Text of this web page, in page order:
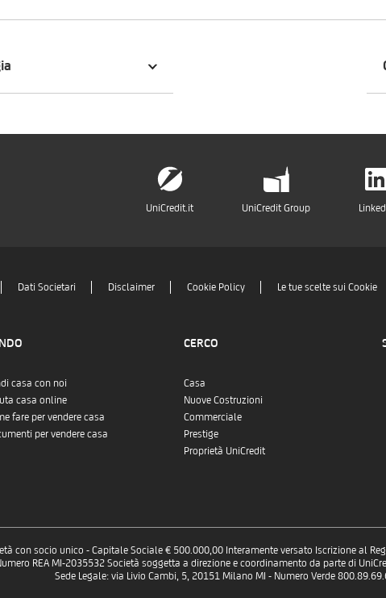
condizionamento. A completare
ogni livello e locali commerciali di qualsiasi genere.
UniCredit.it UniCredit Group
Dati Societari Disclaimer Cookie Policy Le tue scelte sui Cookie
casa con noi
casa online
fare per vendere casa
per vendere casa
CERCO
Casa
Nuove Costruzioni
Commerciale
Prestige
Proprietà UniCredit
con socio unico - Capitale Sociale € 500.000,00 Interamente versato Iscrizione al
REA MI-2035532 Società soggetta a direzione e coordinamento da parte di
Sede Legale: via Livio Cambi, 5, 20151 Milano MI - Numero Verde